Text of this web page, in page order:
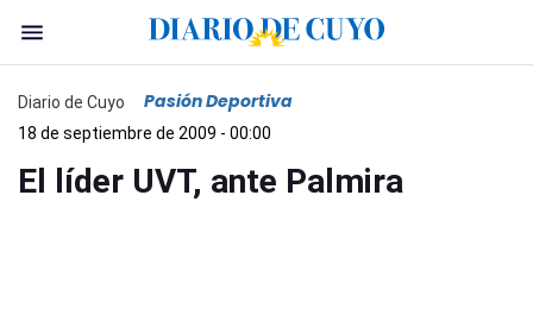
Diario de Cuyo Pasión Deportiva
18 de septiembre de 2009 - 00:00
El líder UVT, ante Palmira